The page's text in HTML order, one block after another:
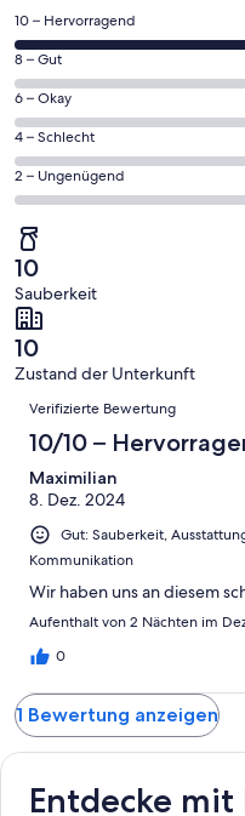
einem
neuen
Fenster
geöffnet
1
von
insgesamt
1
Gästebewertungen
haben
eine
Bewertung
von
10
-
Hervorragend
10 – Hervorragend
0
von
insgesamt
1
Gästebewertungen
haben
Bewertung
von
8
-
Gut
8 – Gut
0
von
insgesamt
1
Gästebewertungen
haben
eine
Bewertung
von
6
-
Okay
6 – Okay
0
von
insgesamt
Gästebewertungen
haben
eine
Bewertung
von
4
Schlecht
4 – Schlecht
0
von
insgesamt
1
Gästebewertungen
haben
eine
Bewertung
von
Ungenügend
2 – Ungenügend
10
Sauberkeit
10
Zustand der Unterkunft
Bewertungen
Verifizierte Bewertung
10/10 –
Maximilian
8. Dez. 2024
Gut: Sauberkeit,
Kommunikation
Wir haben uns an diesem
Aufenthalt von 2 Nächten im
0
1 Bewertung anzeigen
Entdecke mit